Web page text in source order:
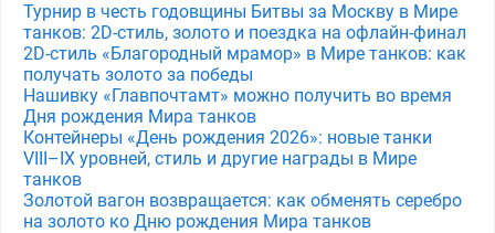
Турнир в честь годовщины Битвы за Москву в Мире
танков: 2D-стиль, золото и поездка на офлайн-финал
2D-стиль «Благородный мрамор» в Мире танков: как
получать золото за победы
Нашивку «Главпочтамт» можно получить во время
Дня рождения Мира танков
Контейнеры «День рождения 2026»: новые танки
VIII–IX уровней, стиль и другие награды в Мире
танков
Золотой вагон возвращается: как обменять серебро
на золото ко Дню рождения Мира танков